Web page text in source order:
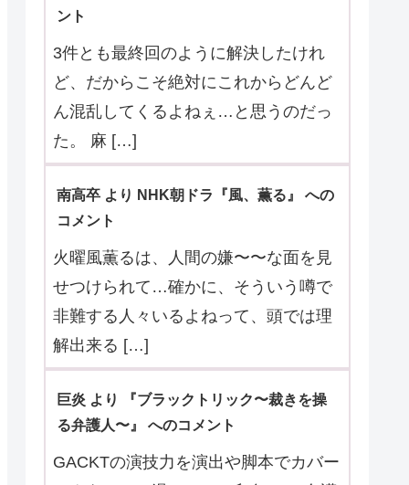
ント
3件とも最終回のように解決したけれ
ど、だからこそ絶対にこれからどんど
ん混乱してくるよねぇ…と思うのだっ
た。 麻 […]
南高卒 より NHK朝ドラ『風、薫る』 への
コメント
火曜風薫るは、人間の嫌〜〜な面を見
せつけられて…確かに、そういう噂で
非難する人々いるよねって、頭では理
解出来る […]
巨炎 より 『ブラックトリック〜裁きを操
る弁護人〜』 へのコメント
GACKTの演技力を演出や脚本でカバー